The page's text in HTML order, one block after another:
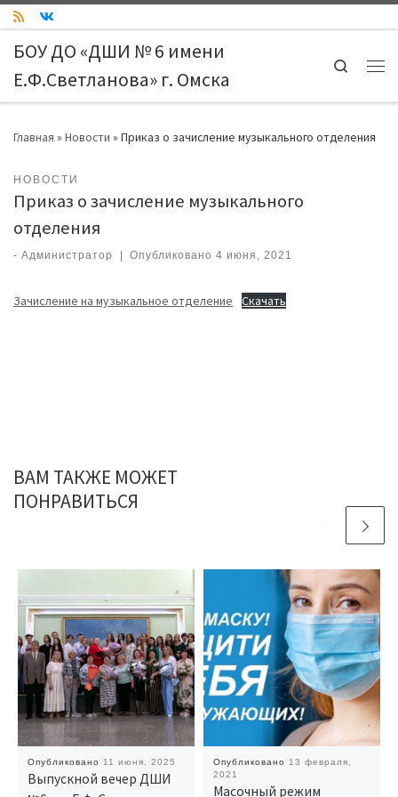
Skip to content
БОУ ДО «ДШИ № 6 имени
Е.Ф.Светланова» г. Омска
Search
Главная » Новости » Приказ о зачисление музыкального отделения
НОВОСТИ
Приказ о зачисление музыкального
отделения
- Администратор | Опубликовано4 июня, 2021
Зачисление на музыкальное отделение Скачать
ВАМ ТАКЖЕ МОЖЕТ
ПОНРАВИТЬСЯ
Опубликовано 11 июня, 2025
Выпускной вечер ДШИ
Опубликовано 13 февраля,
2021
Масочный режим